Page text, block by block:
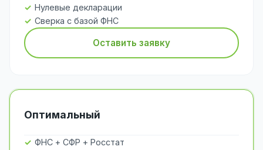
Нулевые декларации
Сверка с базой ФНС
Оставить заявку
Оптимальный
ФНС + СФР + Росстат